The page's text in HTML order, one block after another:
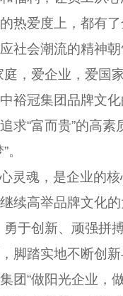
热爱度上，都有
社会潮流的精神
，爱企业，爱国
裕冠集团品牌文
求“富而贵”的高素
灵魂，是企业的
续高举品牌文化
于创新、顽强拼
脚踏实地不断创
团“做阳光企业，